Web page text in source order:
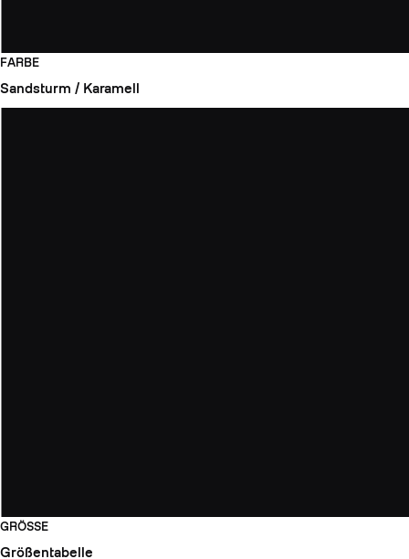
FARBE
Sandsturm / Karamell
GRÖSSE
Größentabelle